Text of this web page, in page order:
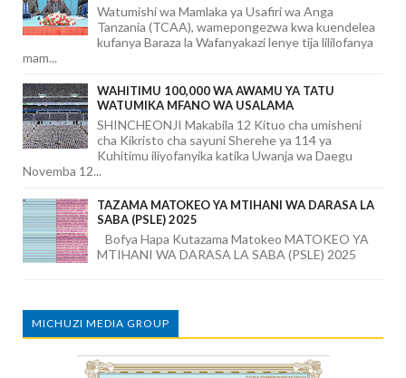
Watumishi wa Mamlaka ya Usafiri wa Anga
Tanzania (TCAA), wamepongezwa kwa kuendelea
kufanya Baraza la Wafanyakazi lenye tija lililofanya
mam...
WAHITIMU 100,000 WA AWAMU YA TATU
WATUMIKA MFANO WA USALAMA
SHINCHEONJI Makabila 12 Kituo cha umisheni
cha Kikristo cha sayuni Sherehe ya 114 ya
Kuhitimu iliyofanyika katika Uwanja wa Daegu
Novemba 12...
TAZAMA MATOKEO YA MTIHANI WA DARASA LA
SABA (PSLE) 2025
Bofya Hapa Kutazama Matokeo MATOKEO YA
MTIHANI WA DARASA LA SABA (PSLE) 2025
MICHUZI MEDIA GROUP